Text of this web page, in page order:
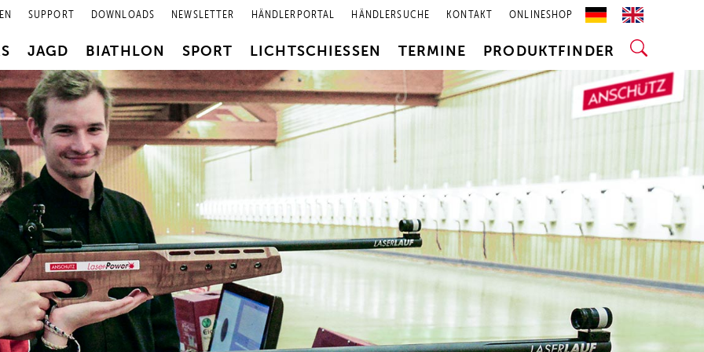
SUPPORT DOWNLOADS NEWSLETTER HÄNDLERPORTAL HÄNDLERSUCHE KONTAKT ONLINESHOP
JAGD BIATHLON SPORT LICHTSCHIESSEN TERMINE PRODUKTFINDER